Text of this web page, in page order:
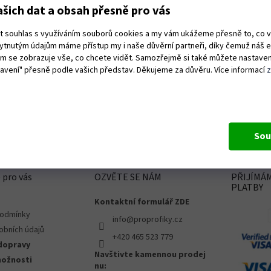
dat a obsah přesně pro vás
souhlas s využíváním souborů cookies a my vám ukážeme přesně to, co
údajům máme přístup my i naše důvěrní partneři, díky čemuž náš
se zobrazuje vše, co chcete vidět. Samozřejmě si také můžete
přesně podle vašich představ. Děkujeme za důvěru. Více informací
naprosto v pohodě,perfektně zabaleno!!
kam jsem potřeboval!
Rychlé
vás
údajů
OZVĚTE SE NÁM
Kontaktní formulář ZDE
info@proprofiky.cz
+420 465 523 779
Navštivte kamennou prodej
nu:
PLATBY